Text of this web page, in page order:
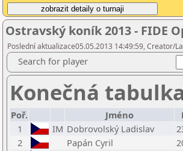
Ostravský koník 2013 - FIDE
Poslední aktualizace05.05.2013 14:49:59, Creator/
Search for player
Konečná
Poř. Jméno
1
IM Dobrovolský Ladislav
2
Papán Cyril